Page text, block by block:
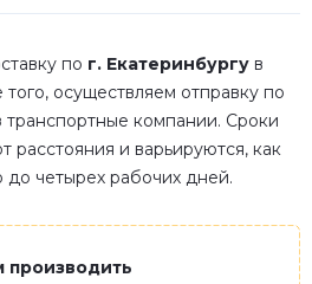
по г. Екатеринбургу в
того, осуществляем отправку по
транспортные компании. Сроки
расстояния и варьируются, как
до четырех рабочих дней.